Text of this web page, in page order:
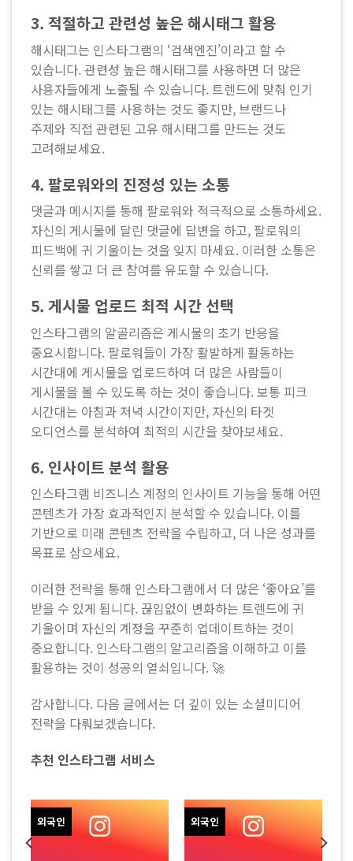
3. 적절하고 관련성 높은 해시태그 활용
해시태그는 인스타그램의 ‘검색엔진’이라고 할 수
있습니다. 관련성 높은 해시태그를 사용하면 더 많은
사용자들에게 노출될 수 있습니다. 트렌드에 맞춰 인기
있는 해시태그를 사용하는 것도 좋지만, 브랜드나
주제와 직접 관련된 고유 해시태그를 만드는 것도
고려해보세요.
4. 팔로워와의 진정성 있는 소통
댓글과 메시지를 통해 팔로워와 적극적으로 소통하세요.
자신의 게시물에 달린 댓글에 답변을 하고, 팔로워의
피드백에 귀 기울이는 것을 잊지 마세요. 이러한 소통은
신뢰를 쌓고 더 큰 참여를 유도할 수 있습니다.
5. 게시물 업로드 최적 시간 선택
인스타그램의 알골리즘은 게시물의 초기 반응을
중요시합니다. 팔로워들이 가장 활발하게 활동하는
시간대에 게시물을 업로드하여 더 많은 사람들이
게시물을 볼 수 있도록 하는 것이 좋습니다. 보통 피크
시간대는 아침과 저녁 시간이지만, 자신의 타겟
오디언스를 분석하여 최적의 시간을 찾아보세요.
6. 인사이트 분석 활용
인스타그램 비즈니스 계정의 인사이트 기능을 통해 어떤
콘텐츠가 가장 효과적인지 분석할 수 있습니다. 이를
기반으로 미래 콘텐츠 전략을 수립하고, 더 나은 성과를
목표로 삼으세요.
이러한 전략을 통해 인스타그램에서 더 많은 ‘좋아요’를
받을 수 있게 됩니다. 끊임없이 변화하는 트렌드에 귀
기울이며 자신의 계정을 꾸준히 업데이트하는 것이
중요합니다. 인스타그램의 알고리즘을 이해하고 이를
활용하는 것이 성공의 열쇠입니다. 🚀
감사합니다. 다음 글에서는 더 깊이 있는 소셜미디어
전략을 다뤄보겠습니다.
추천 인스타그램 서비스
외국인 외국인